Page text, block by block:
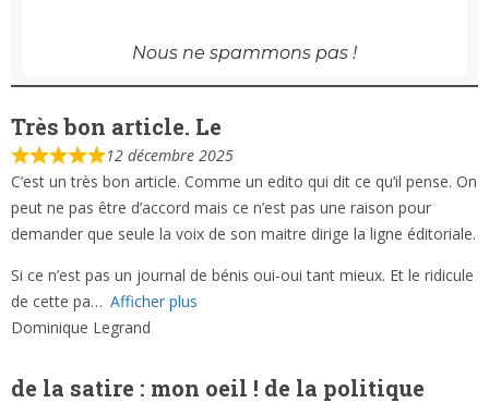
Nous ne spammons pas !
Très bon article. Le
12 décembre 2025
C’est un très bon article. Comme un edito qui dit ce qu’il pense. On
peut ne pas être d’accord mais ce n’est pas une raison pour
demander que seule la voix de son maitre dirige la ligne éditoriale.
Si ce n’est pas un journal de bénis oui-oui tant mieux. Et le ridicule
de cette pa
Afficher plus
Dominique Legrand
de la satire : mon oeil ! de la politique